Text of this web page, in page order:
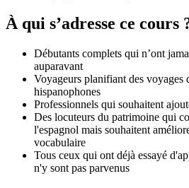
À qui s’adresse ce cours
Débutants complets qui n’ont
auparavant
Voyageurs planifiant des voyages
hispanophones
Professionnels qui souhaitent
Des locuteurs du patrimoine qui
l'espagnol mais souhaitent
vocabulaire
Tous ceux qui ont déjà essayé
n'y sont pas parvenus